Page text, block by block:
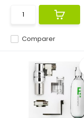
Comparer